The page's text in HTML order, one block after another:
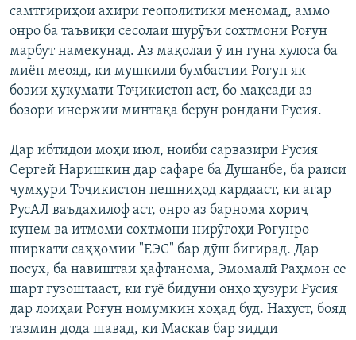
самтгириҳои ахири геополитикӣ меномад, аммо
онро ба таъвиқи сесолаи шурӯъи сохтмони Роғун
марбут намекунад. Аз мақолаи ӯ ин гуна хулоса ба
миён меояд, ки мушкили бумбастии Роғун як
бозии ҳукумати Тоҷикистон аст, бо мақсади аз
бозори инержии минтақа берун рондани Русия.
Дар ибтидои моҳи июл, ноиби сарвазири Русия
Сергей Наришкин дар сафаре ба Душанбе, ба раиси
ҷумҳури Тоҷикистон пешниҳод кардааст, ки агар
РусАЛ ваъдахилоф аст, онро аз барнома хориҷ
кунем ва итмоми сохтмони нирӯгоҳи Роғунро
ширкати саҳҳомии "ЕЭС" бар дӯш бигирад. Дар
посух, ба навиштаи ҳафтанома, Эмомалӣ Раҳмон се
шарт гузоштааст, ки гӯё бидуни онҳо ҳузури Русия
дар лоиҳаи Роғун номумкин хоҳад буд. Нахуст, бояд
тазмин дода шавад, ки Маскав бар зидди